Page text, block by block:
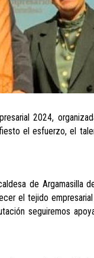
2024,
el esfuerzo, el
de Argamasilla
el tejido
seguiremos